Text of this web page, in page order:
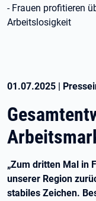
- Frauen profitieren
Arbeitslosigkeit
01.07.2025 |
„Zum dritten Mal in
unserer Region
stabiles Zeichen.